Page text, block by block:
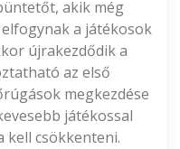
akik még
a játékosok
újrakezdődik a
az első
megkezdése
játékossal
kell csökkenteni.